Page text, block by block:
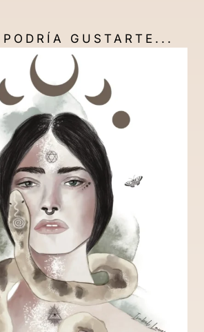
GUSTARTE...